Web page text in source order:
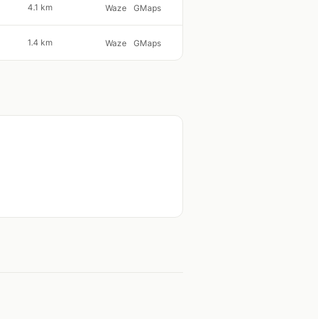
4.1 km Waze GMaps
1.4 km Waze GMaps